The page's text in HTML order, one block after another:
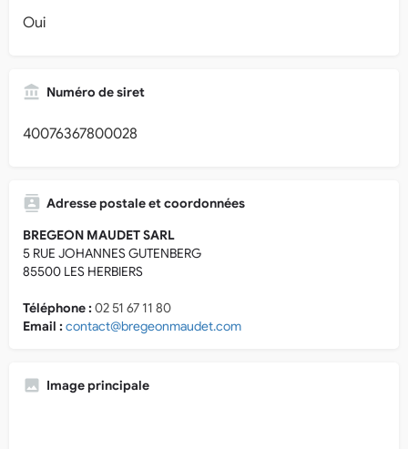
Oui
Numéro de siret
40076367800028
Adresse postale et coordonnées
BREGEON MAUDET SARL
5 RUE JOHANNES GUTENBERG
85500 LES HERBIERS
Téléphone :02 51 67 11 80
Email :contact@bregeonmaudet.com
Image principale